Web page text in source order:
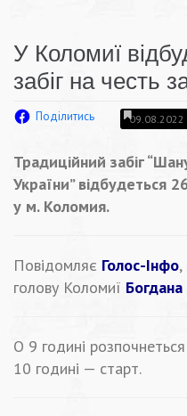
У Коломиї
забіг на честь
Поділитись 09.08.2022
Традиційний забіг
України” відбудеться
у м. Коломия.
Повідомляє Голос-Інфо,
голову Коломиї Богдана
О 9 годині
10 годині — старт.